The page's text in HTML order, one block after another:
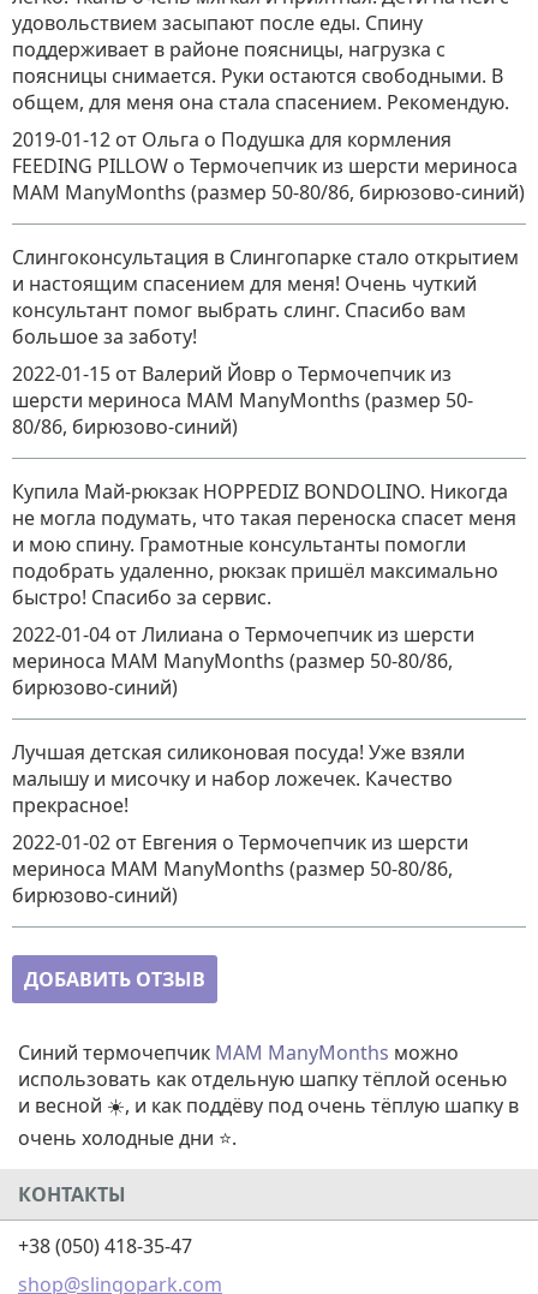
удовольствием засыпают после еды. Спину
поддерживает в районе поясницы, нагрузка с
поясницы снимается. Руки остаются свободными. В
общем, для меня она стала спасением. Рекомендую.
2019-01-12 от Ольга о Подушка для кормления
FEEDING PILLOW о Термочепчик из шерсти мериноса
MAM ManyMonths (размер 50-80/86, бирюзово-синий)
Слингоконсультация в Слингопарке стало открытием
и настоящим спасением для меня! Очень чуткий
консультант помог выбрать слинг. Спасибо вам
большое за заботу!
2022-01-15 от Валерий Йовр о Термочепчик из
шерсти мериноса MAM ManyMonths (размер 50-
80/86, бирюзово-синий)
Купила Май-рюкзак HOPPEDIZ BONDOLINO. Никогда
не могла подумать, что такая переноска спасет меня
и мою спину. Грамотные консультанты помогли
подобрать удаленно, рюкзак пришёл максимально
быстро! Спасибо за сервис.
2022-01-04 от Лилиана о Термочепчик из шерсти
мериноса MAM ManyMonths (размер 50-80/86,
бирюзово-синий)
Лучшая детская силиконовая посуда! Уже взяли
малышу и мисочку и набор ложечек. Качество
прекрасное!
2022-01-02 от Евгения о Термочепчик из шерсти
мериноса MAM ManyMonths (размер 50-80/86,
бирюзово-синий)
ДОБАВИТЬ ОТЗЫВ
Синий термочепчик MAM ManyMonths можно
использовать как отдельную шапку тёплой осенью
и весной ☀️, и как поддёву под очень тёплую шапку в
очень холодные дни ⭐.
КОНТАКТЫ
+38 (050) 418-35-47
shop@slingopark.com